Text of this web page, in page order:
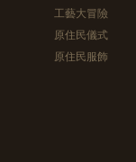
工藝大冒險
原住民儀式
原住民服飾